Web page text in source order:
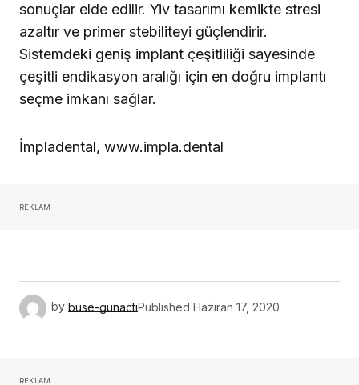
sonuçlar elde edilir. Yiv tasarımı kemikte stresi
azaltır ve primer stebiliteyi güçlendirir.
Sistemdeki geniş implant çeşitliliği sayesinde
çeşitli endikasyon aralığı için en doğru implantı
seçme imkanı sağlar.
İmpladental, www.impla.dental
REKLAM
by buse-gunactiPublished Haziran 17, 2020
REKLAM